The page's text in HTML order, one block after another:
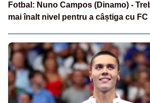
Fotbal: Nuno Campos (Dinamo) -
mai înalt nivel pentru a câștiga cu